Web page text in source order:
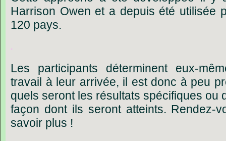
Harrison Owen et a depuis été utilisée
120 pays.
.
Les participants déterminent
eux-
travail à leur arrivée, il est donc à peu
quels seront les résultats spécifiques ou
façon dont ils seront atteints. Rendez-
savoir plus !